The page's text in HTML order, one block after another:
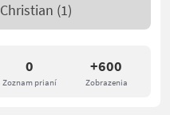
0
Zoznam prianí
+600
Zobrazenia
Christian (1)